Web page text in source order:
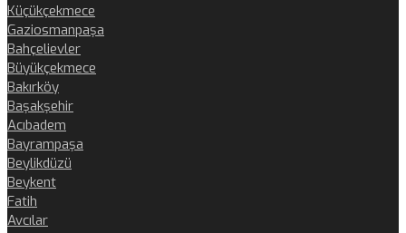
Küçükçekmece
Gaziosmanpaşa
Bahçelievler
Büyükçekmece
Bakırköy
Başakşehir
Acıbadem
Bayrampaşa
Beylikdüzü
Beykent
Fatih
Avcılar